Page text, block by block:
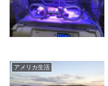
アメリカ生活